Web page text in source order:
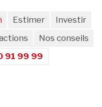
Estimer
Investir
Nos conseils
91 99 99